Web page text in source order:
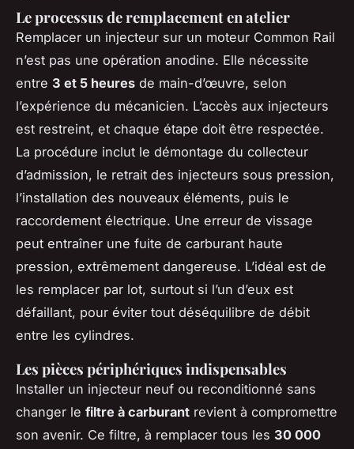
Le processus de remplacement en atelier
Remplacer un injecteur sur un moteur Common Rail
n’est pas une opération anodine. Elle nécessite
entre 3 et 5 heures de main-d’œuvre, selon
l’expérience du mécanicien. L’accès aux injecteurs
est restreint, et chaque étape doit être respectée.
La procédure inclut le démontage du collecteur
d’admission, le retrait des injecteurs sous pression,
l’installation des nouveaux éléments, puis le
raccordement électrique. Une erreur de vissage
peut entraîner une fuite de carburant haute
pression, extrêmement dangereuse. L’idéal est de
les remplacer par lot, surtout si l’un d’eux est
défaillant, pour éviter tout déséquilibre de débit
entre les cylindres.
Les pièces périphériques indispensables
Installer un injecteur neuf ou reconditionné sans
changer le filtre à carburant revient à compromettre
son avenir. Ce filtre, à remplacer tous les 30 000